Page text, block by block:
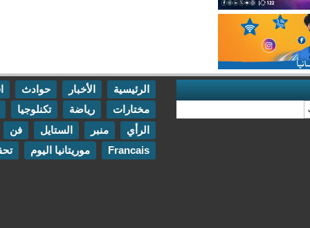
حوادث
اقتصاد
تكنلوجيا
مقابلات
الستايل فن
اتصل بنا
موريتانيا اليوم تحقيقات